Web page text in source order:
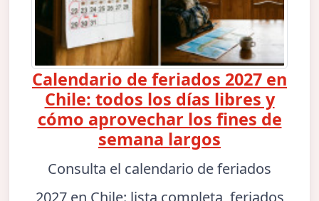
Calendario de feriados 2027 en
Chile: todos los días libres y
cómo aprovechar los fines de
semana largos
Consulta el calendario de feriados
2027 en Chile: lista completa, feriados